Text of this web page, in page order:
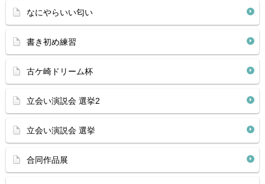
なにやらいい匂い
書き初め練習
古ケ崎ドリーム杯
立会い演説会 選挙2
立会い演説会 選挙
合同作品展